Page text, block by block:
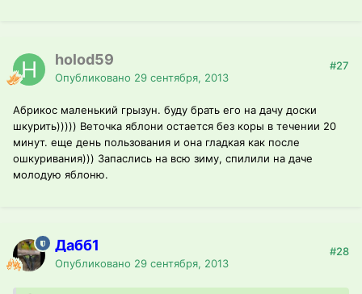
holod59
Опубликовано 29 сентября, 2013
#27
Абрикос маленький грызун. буду брать его на дачу доски
шкурить))))) Веточка яблони остается без коры в течении 20
минут. еще день пользования и она гладкая как после
ошкуривания))) Запаслись на всю зиму, спилили на даче
молодую яблоню.
Дабб1
Опубликовано 29 сентября, 2013
#28